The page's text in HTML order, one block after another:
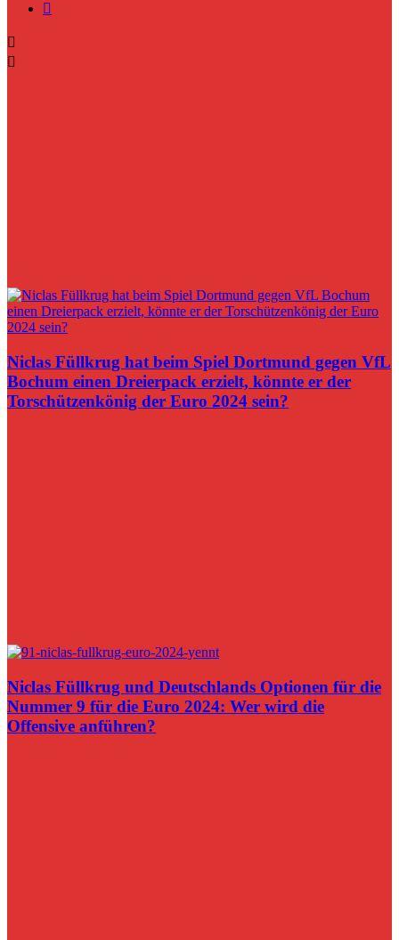
Niclas Füllkrug hat beim Spiel Dortmund gegen VfL
Bochum einen Dreierpack erzielt, könnte er der
Torschützenkönig der Euro 2024 sein?
Niclas Füllkrug und Deutschlands Optionen für die
Nummer 9 für die Euro 2024: Wer wird die
Offensive anführen?